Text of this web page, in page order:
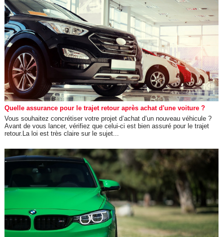
Quelle assurance pour le trajet retour après achat d'une voiture ?
Vous souhaitez concrétiser votre projet d’achat d’un nouveau véhicule ?
Avant de vous lancer, vérifiez que celui-ci est bien assuré pour le trajet
retour.La loi est très claire sur le sujet...